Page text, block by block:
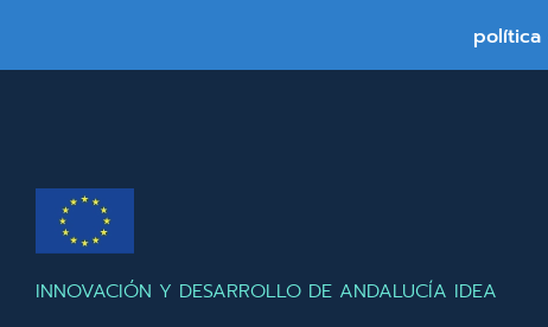
INNOVACIÓN Y DESARROLLO DE ANDALUCÍA IDEA